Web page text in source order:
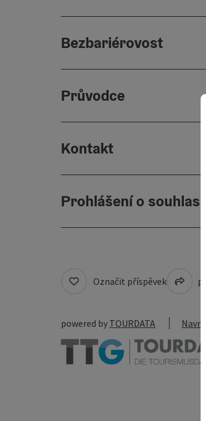
Bezbariérovost
Průvodce
Kontakt
Prohlášení o souhlasu
Označit příspěvek
powered by TOURDATA